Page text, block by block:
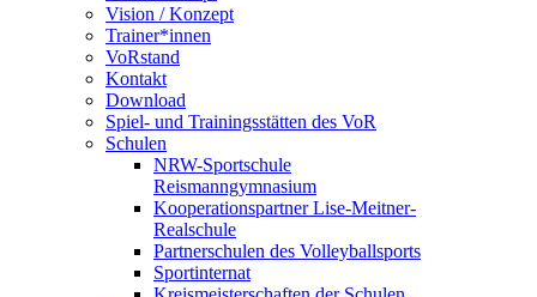
Vision / Konzept
Trainer*innen
VoRstand
Kontakt
Download
Spiel- und Trainingsstätten des VoR
Schulen
NRW-Sportschule
Reismanngymnasium
Kooperationspartner Lise-Meitner-
Realschule
Partnerschulen des Volleyballsports
Sportinternat